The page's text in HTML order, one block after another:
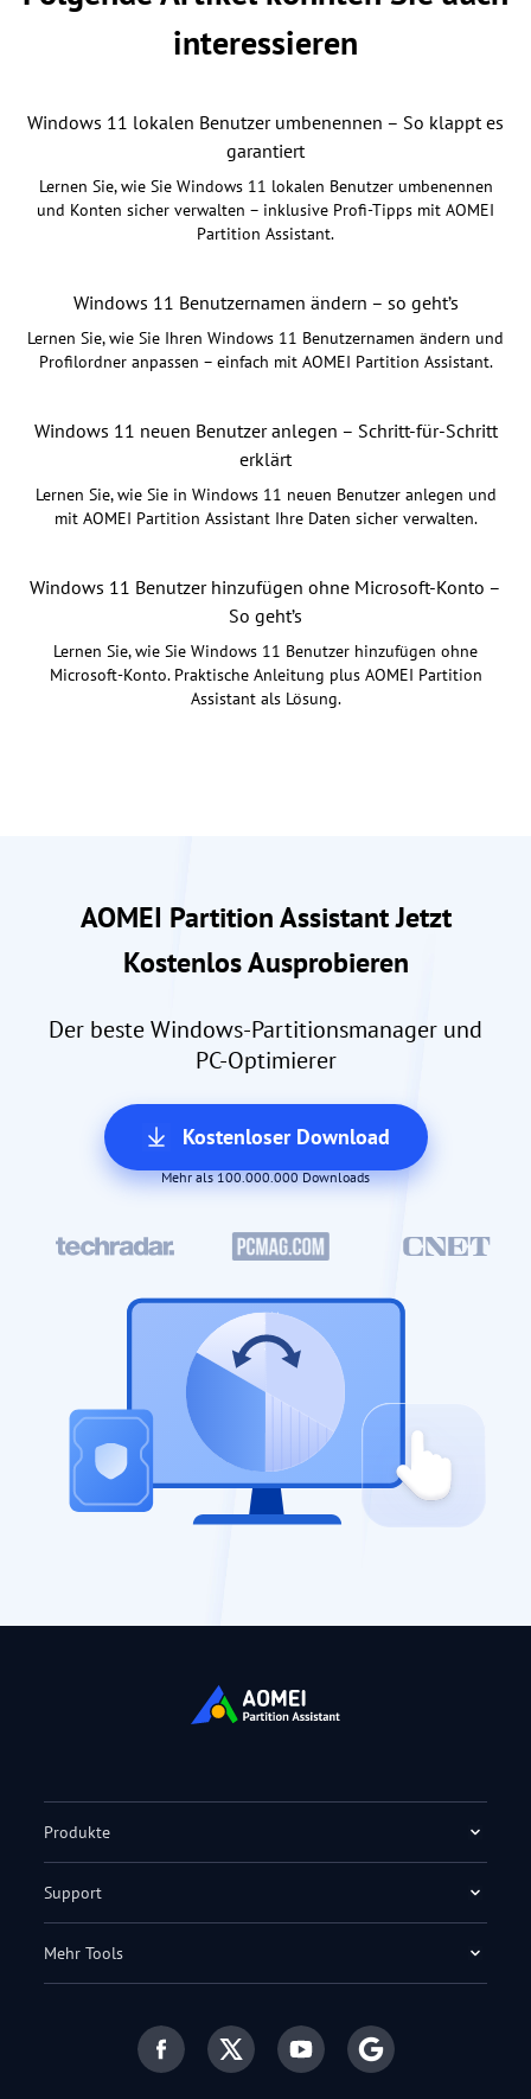
interessieren
Windows 11 lokalen Benutzer umbenennen – So klappt es
garantiert
Lernen Sie, wie Sie Windows 11 lokalen Benutzer umbenennen
und Konten sicher verwalten – inklusive Profi-Tipps mit AOMEI
Partition Assistant.
Windows 11 Benutzernamen ändern – so geht’s
Lernen Sie, wie Sie Ihren Windows 11 Benutzernamen ändern und
Profilordner anpassen – einfach mit AOMEI Partition Assistant.
Windows 11 neuen Benutzer anlegen – Schritt-für-Schritt
erklärt
Lernen Sie, wie Sie in Windows 11 neuen Benutzer anlegen und
mit AOMEI Partition Assistant Ihre Daten sicher verwalten.
Windows 11 Benutzer hinzufügen ohne Microsoft-Konto –
So geht’s
Lernen Sie, wie Sie Windows 11 Benutzer hinzufügen ohne
Microsoft-Konto. Praktische Anleitung plus AOMEI Partition
Assistant als Lösung.
AOMEI Partition Assistant Jetzt
Kostenlos Ausprobieren
Der beste Windows-Partitionsmanager und
PC-Optimierer
Kostenloser Download
Mehr als 100.000.000 Downloads
Produkte
Support
Mehr Tools